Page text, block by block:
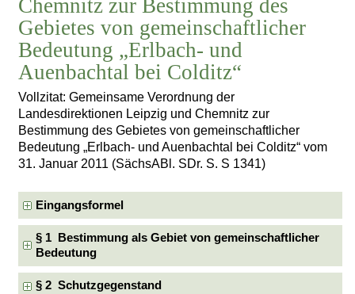
Chemnitz zur Bestimmung des
Gebietes von gemeinschaftlicher
Bedeutung „Erlbach- und
Auenbachtal bei Colditz“
Vollzitat: Gemeinsame Verordnung der
Landesdirektionen Leipzig und Chemnitz zur
Bestimmung des Gebietes von gemeinschaftlicher
Bedeutung „Erlbach- und Auenbachtal bei Colditz“ vom
31. Januar 2011 (SächsABl. SDr. S. S 1341)
Eingangsformel
§ 1 Bestimmung als Gebiet von gemeinschaftlicher
Bedeutung
§ 2 Schutzgegenstand